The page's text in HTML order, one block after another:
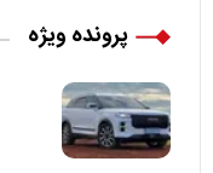
پرونده ویژه